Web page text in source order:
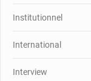
Institutionnel
International
Interview